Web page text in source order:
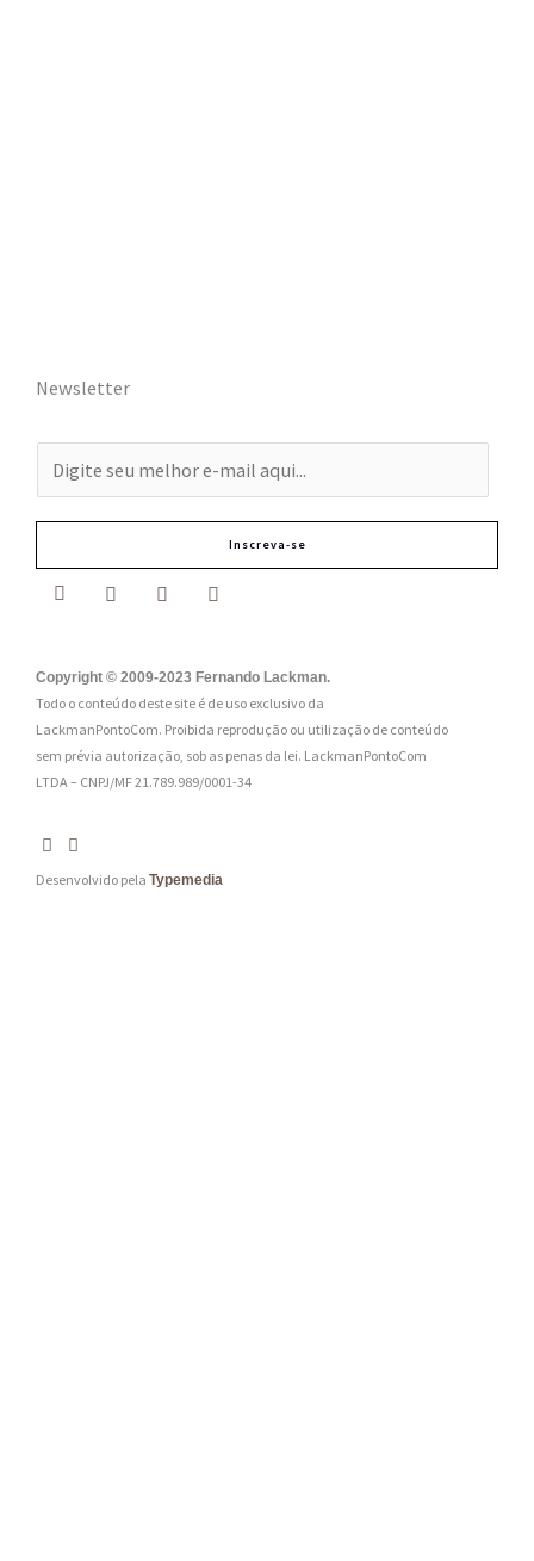
Newsletter
-
a
:
*
Inscreva-se
Copyright © 2009-2023 Fernando Lackman.
Todo o conteúdo deste site é de uso exclusivo da
LackmanPontoCom. Proibida reprodução ou utilização de conteúdo
sem prévia autorização, sob as penas da lei. LackmanPontoCom
LTDA – CNPJ/MF 21.789.989/0001-34
Desenvolvido pela Typemedia